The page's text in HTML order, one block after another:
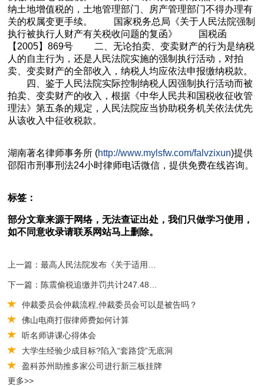
纳土地增值税的，土地管理部门、房产管理部门不得办理有
关的权属变更手续。 国家税务总局《关于人民法院强制
执行被执行人财产有关税收问题的复函》 国税函
【2005】869号 二、无论拍卖、变卖财产的行为是纳税
人的自主行为，还是人民法院实施的强制执行活动，对拍
卖、变卖财产的全部收入，纳税人均应依法申报缴纳税款。
四、鉴于人民法院实际控制纳税人因强制执行活动而被
拍卖、变卖财产的收入，根据《中华人民共和国税收征收管
理法》第五条的规定，人民法院应当协助税务机关依法优先
从该收入中征收税款。
湖南著名律师事务所 (http://www.mylsfw.com/falvzixun)提供
邵阳市刑事刑法24小时律师电话微信，提供免费在线咨询。
标签：
部分文章来源于网络，无法查证出处，我们只做学习使用，
如不同意收录请联系网站马上删除。
仲裁委员会仲裁流程,仲裁委员会可以是被告吗？
佛山电商打假律师费如何计算
听名师讲课心得体会
大学生经验少成目标?陷入“套路贷”无底洞
盈科苏州助推多家公司进行新三板挂牌
更多>>